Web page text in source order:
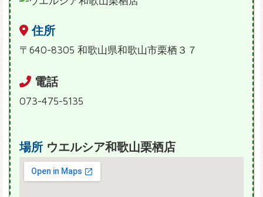
住所
〒640-8305 和歌山県和歌山市栗栖３７
電話
073-475-5135
場所 ウエルシア和歌山栗栖店